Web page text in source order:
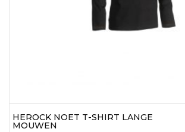
HEROCK NOET T-SHIRT LANGE
MOUWEN